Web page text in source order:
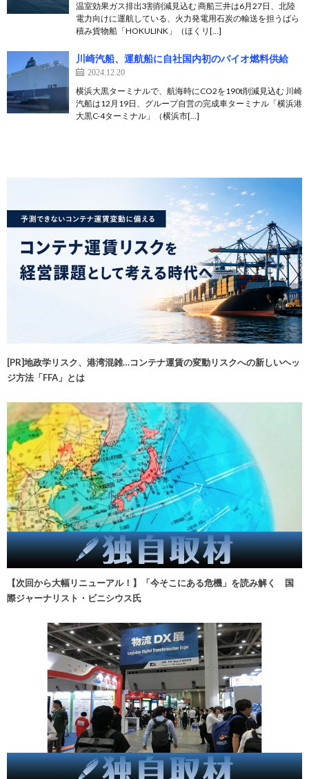
温室効果ガス排出3割削減見込む 商船三井は6月27日、北陸
電力向けに運航している、火力発電用石炭の輸送を担うばら
積み貨物船「HOKULINK」（ほくリ[…]
川崎汽船、運航船に自社国内初のバイオ燃料供給
2024.12.20
横浜大黒ターミナルで、航海時にCO2を190t削減見込む 川崎
汽船は12月19日、グループ自営の完成車ターミナル「横浜港
大黒C-4ターミナル」（横浜市[…]
[PR]地政学リスク、港湾混雑…コンテナ運賃の変動リスクへの新しいヘッ
ジ方法「FFA」とは
【次回から大幅リニューアル！】「今そこにある危機」を読み解く 国
際ジャーナリスト・ビニシウス氏